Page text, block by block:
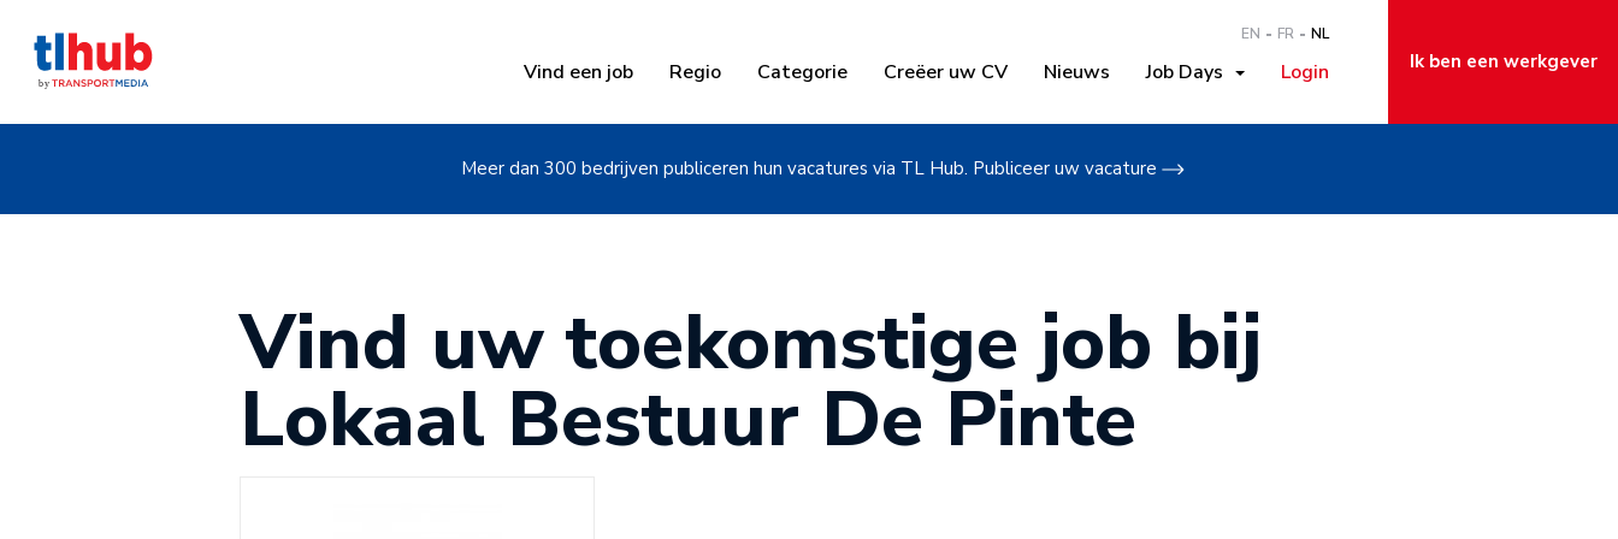
EN FR NL
Vind een job Regio Categorie Creëer uw CV Nieuws Job Days Login Ik ben een werkgever
Meer dan 300 bedrijven publiceren hun vacatures via TL Hub. Publiceer uw vacature
Vind uw toekomstige job bij
Lokaal Bestuur De Pinte